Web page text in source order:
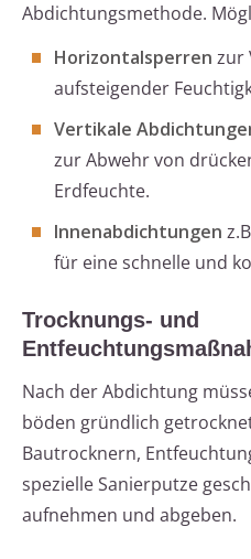
Abdichtungsmethode.
Horizontalsperren zur
aufsteigender
Vertikale
zur Abwehr von
Erdfeuchte.
Innenabdichtungen
für eine schnelle und
Trocknungs- und
Nach der Abdichtung
böden gründlich
Bautrocknern,
spezielle Sanierputze
aufnehmen und abgeben.